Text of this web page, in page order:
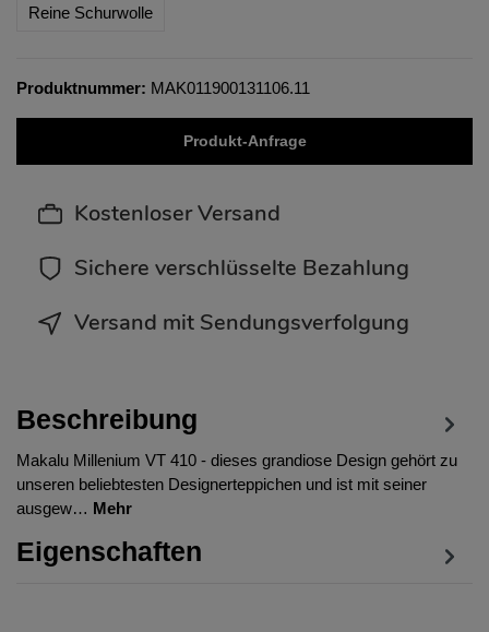
Reine Schurwolle
Produktnummer: MAK011900131106.11
Produkt-Anfrage
Kostenloser Versand
Sichere verschlüsselte Bezahlung
Versand mit Sendungsverfolgung
Beschreibung
Makalu Millenium VT 410 - dieses grandiose Design gehört zu
unseren beliebtesten Designerteppichen und ist mit seiner
ausgew… Mehr
Eigenschaften